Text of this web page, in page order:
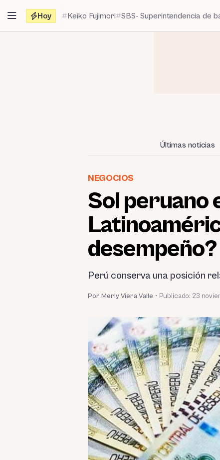
contenido
Hoy Keiko Fujimori SBS- Superintendencia de
Últimas noticias
NEGOCIOS
Sol peruano
desempeño?
Perú conserva una posición
Por Merly Viera Valle • Publicado: 23